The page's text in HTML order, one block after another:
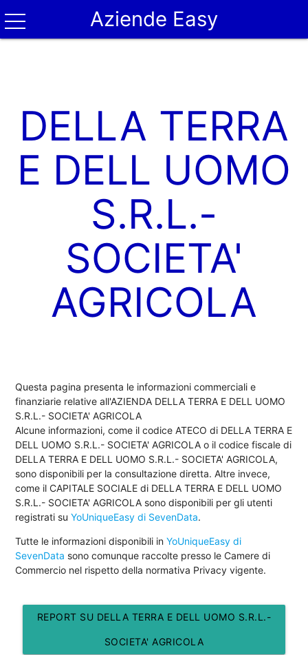
Aziende Easy
DELLA TERRA
E DELL UOMO
S.R.L.-
SOCIETA'
AGRICOLA
Questa pagina presenta le informazioni commerciali e
finanziarie relative all'AZIENDA DELLA TERRA E DELL UOMO
S.R.L.- SOCIETA' AGRICOLA
Alcune informazioni, come il codice ATECO di DELLA TERRA E
DELL UOMO S.R.L.- SOCIETA' AGRICOLA o il codice fiscale di
DELLA TERRA E DELL UOMO S.R.L.- SOCIETA' AGRICOLA,
sono disponibili per la consultazione diretta. Altre invece,
come il CAPITALE SOCIALE di DELLA TERRA E DELL UOMO
S.R.L.- SOCIETA' AGRICOLA sono disponibili per gli utenti
registrati suYoUniqueEasy di SevenData.
Tutte le informazioni disponibili inYoUniqueEasy di
SevenData sono comunque raccolte presso le Camere di
Commercio nel rispetto della normativa Privacy vigente.
REPORT SU DELLA TERRA E DELL UOMO S.R.L.-
SOCIETA' AGRICOLA